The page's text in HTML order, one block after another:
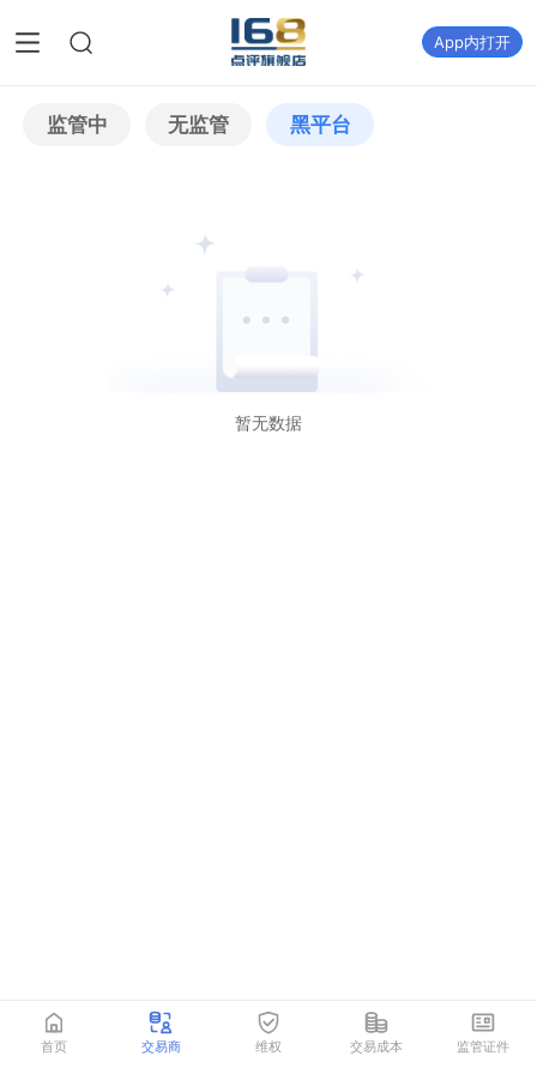
App内打开
监管中 无监管 黑平台
暂无数据
首页 交易商 维权 交易成本 监管证件